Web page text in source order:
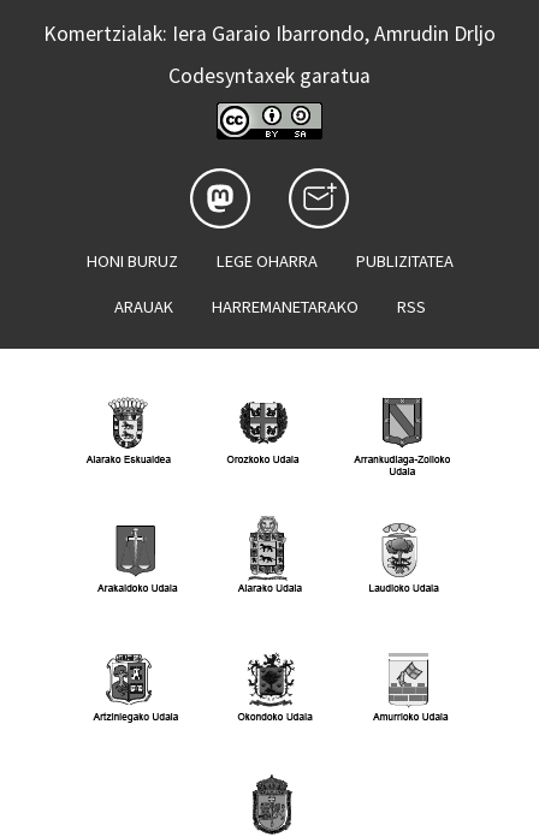
Komertzialak: Iera Garaio Ibarrondo, Amrudin Drljo
Codesyntaxek garatua
HONI BURUZ LEGE OHARRA PUBLIZITATEA
ARAUAK HARREMANETARAKO RSS